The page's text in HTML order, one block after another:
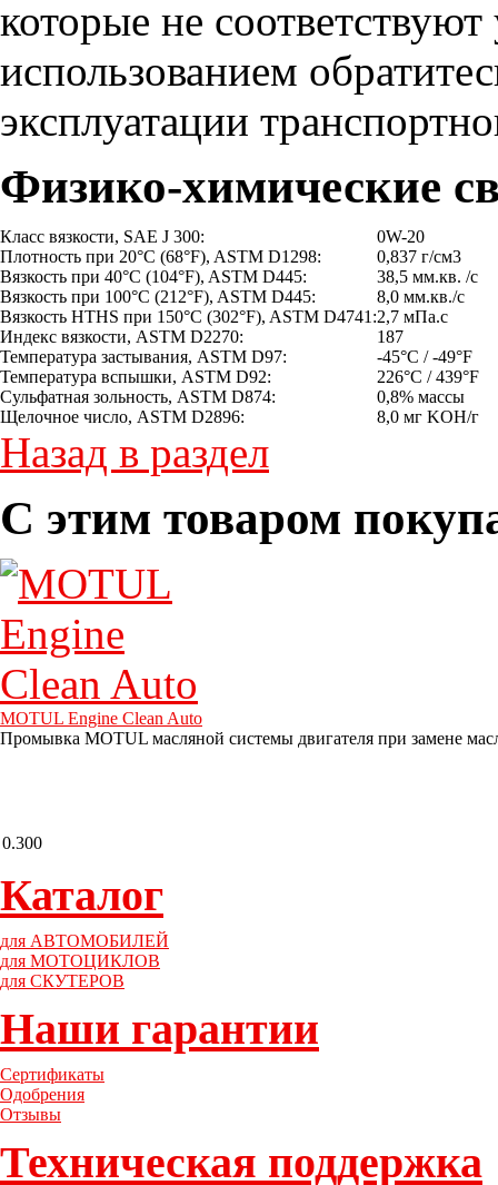
которые не
использованием
эксплуатации
Физико-химические
Класс вязкости, SAE J 300:
0W-20
Плотность при 20°C (68°F), ASTM D1298:
0,837 г/см3
Вязкость при 40°C (104°F), ASTM D445:
38,5 мм.кв. /с
Вязкость при 100°C (212°F), ASTM D445:
8,0 мм.кв./с
Вязкость HTHS при 150°C (302°F), ASTM D4741:2,7 мПа.с
Индекс вязкости, ASTM D2270:
187
Температура застывания, ASTM D97:
-45°C / -49°F
Температура вспышки, ASTM D92:
226°C / 439°F
Сульфатная зольность, ASTM D874:
0,8% массы
Щелочное число, ASTM D2896:
8,0 мг KOH/г
Назад в раздел
С этим товаром
MOTUL Engine Clean Auto
Промывка MOTUL масляной системы двигателя при замене
0.300
Каталог
для АВТОМОБИЛЕЙ
для МОТОЦИКЛОВ
для СКУТЕРОВ
Наши гарантии
Сертификаты
Одобрения
Отзывы
Техническая поддержка